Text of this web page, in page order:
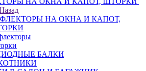
НА ОКНА И КАПОТ,
БАЛКИ